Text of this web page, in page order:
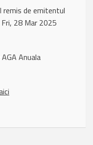
remis de emitentul
Fri, 28 Mar 2025
Anuala